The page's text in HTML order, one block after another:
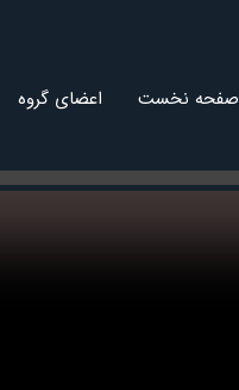
صفحه نخست اعضای گروه